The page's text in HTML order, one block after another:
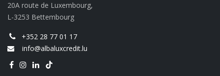
20A route de Luxembourg,
L-3253 Bettembourg
+352 28 77 01 17
info@albaluxcredit.lu